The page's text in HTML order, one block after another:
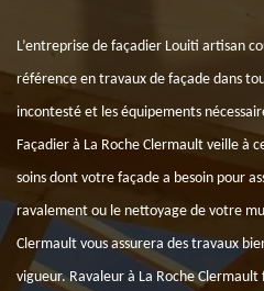
L’entreprise de façadier Louiti artisan
référence en travaux de façade dans
incontesté et les équipements
Façadier à La Roche Clermault veille à
soins dont votre façade a besoin pour
ravalement ou le nettoyage de votre
Clermault vous assurera des travaux
vigueur. Ravaleur à La Roche